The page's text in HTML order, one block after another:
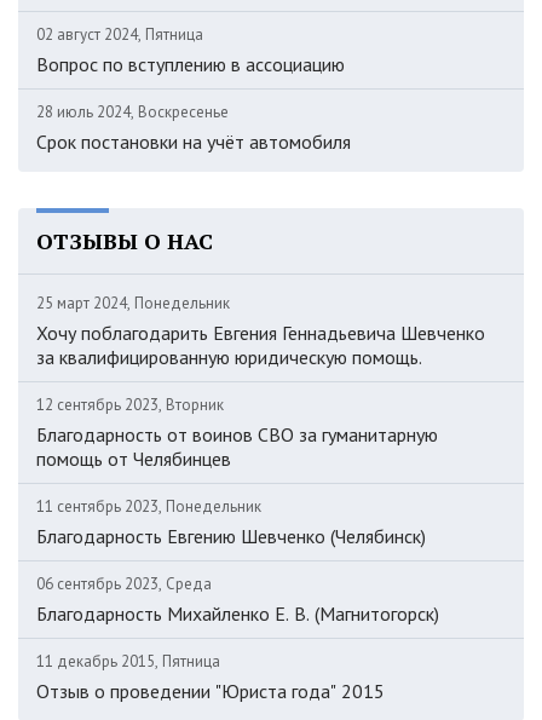
02 август 2024, Пятница
Вопрос по вступлению в ассоциацию
28 июль 2024, Воскресенье
Срок постановки на учёт автомобиля
ОТЗЫВЫ О НАС
25 март 2024, Понедельник
Хочу поблагодарить Евгения Геннадьевича Шевченко
за квалифицированную юридическую помощь.
12 сентябрь 2023, Вторник
Благодарность от воинов СВО за гуманитарную
помощь от Челябинцев
11 сентябрь 2023, Понедельник
Благодарность Евгению Шевченко (Челябинск)
06 сентябрь 2023, Среда
Благодарность Михайленко Е. В. (Магнитогорск)
11 декабрь 2015, Пятница
Отзыв о проведении "Юриста года" 2015